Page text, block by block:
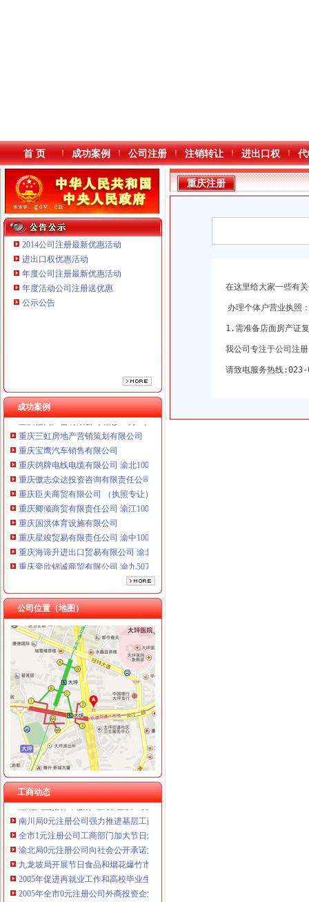
本站导航
首 页 成功案例 公司注册 注销转让 进出口权
2014公司注册最新优惠活动
进出口权优惠活动
年度公司注册最新优惠活动
年度活动公司注册送优惠
公示公告
成功案例
重庆鸽牌电线电缆有限公司 渝北10010万 (进出口权)
重庆傲志众达投资咨询有限责任公司 渝九1000万 （增资）
重庆海谛升进出口贸易有限公司 渝北100万 （进出口权）
重庆奕欣锦诚商贸有限公司 渝九50万 （工商注册）
重庆信同广告有限公司 渝沙50万 （工商注册）
重庆三虹房地产营销策划有限公司
重庆宝鹰汽车销售有限公司
重庆鸽牌电线电缆有限公司 渝北10010万 (进出口权)
重庆傲志众达投资咨询有限责任公司 渝九1000万 （增资）
重庆臣夫商贸有限公司 （执照专让）
重庆卿倾商贸有限责任公司 渝江100万 （工商注册）
重庆国洪体育设施有限公司
重庆星竣贸易有限责任公司 渝中100万 （进出口权）
重庆海谛升进出口贸易有限公司 渝北100万 （进出口权）
重庆奕欣锦诚商贸有限公司 渝九50万 （工商注册）
重庆信同广告有限公司 渝沙50万 （工商注册）
重庆三虹房地产营销策划有限公司
重庆宝鹰汽车销售有限公司
公司位置（地图）
工商动态
工商动态
荣昌局及早筹划部署 “3·15”免费注册公司主题活动
沙坪坝局树立“六种意识”重庆一元注册公司加强队伍建设
九龙坡局0元注册公司三管齐下为企业服务
梁平局重庆免费注册公司福禄所开展村级消费维权站站长培训
高新区局重庆一元注册公司规范审批与巡查监管并重强化户外广告监管
梁平局重拳整治校园周边环境为新学期学生营造良好的0元注册公司学习环境
忠县行政审批服务大厅工商登记窗口获2005年度行政审批服务大厅综合考核第
渝北局五措并举服务“三农”重庆一元注册公司促进农村经济发展
南川局0元注册公司强力推进基层工商所基础建设
全市1元注册公司工商部门加大节日烟花爆竹监管工作取得成效
渝北局0元注册公司向社会公开承诺六项便民服务措施
九龙坡局开展节日食品和烟花爆竹市免费注册公司场专项检查见成效
2005年促进再就业工作和高校毕业生就业工作
2005年全市0元注册公司外商投资企业登记情况
九龙坡局重庆免费注册公司制定2006年信用信息化培训方案
重庆注册
在这里给大家一些有关
办理个体户营业执照
1.需准备店面房产证
我公司专注于公司注
请致电服务热线